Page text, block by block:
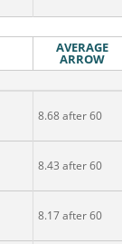
AVERAGE
ARROW
8.68 after 60
8.43 after 60
8.17 after 60